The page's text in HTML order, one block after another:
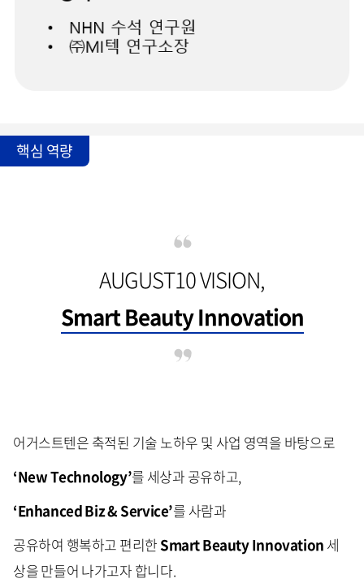
핵심 역량
AUGUST10 VISION,
Smart Beauty Innovation
어거스트텐은 축적된 기술 노하우 및 사업 영역을 바탕으로
‘NewTechnology’를 세상과 공유하고,
‘Enhanced Biz & Service’를 사람과
공유하여 행복하고 편리한 Smart Beauty Innovation 세
상을 만들어 나가고자 합니다.